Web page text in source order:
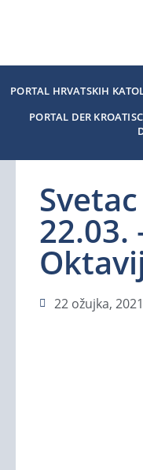
PORTAL HRVATSKIH
PORTAL DER
22.03.
22 ožujka, 2021